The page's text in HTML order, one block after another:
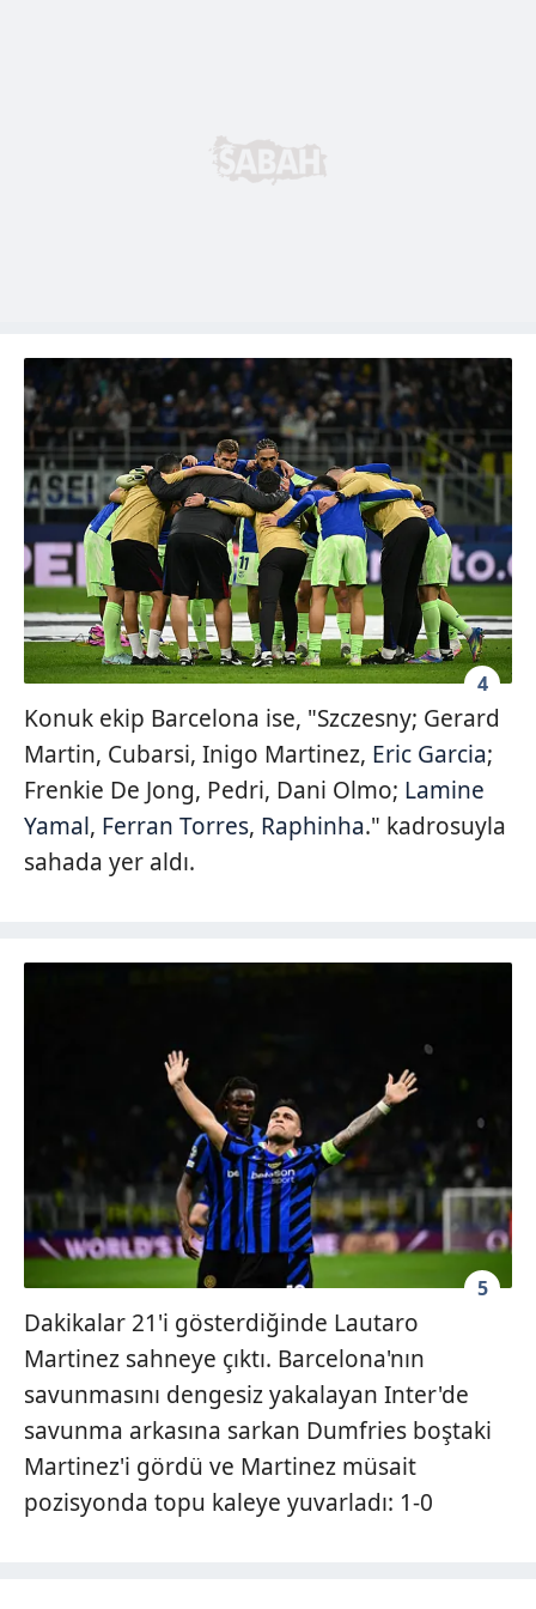
4
Konuk ekip Barcelona ise, "Szczesny; Gerard
Martin, Cubarsi, Inigo Martinez, Eric Garcia;
Frenkie De Jong, Pedri, Dani Olmo; Lamine
Yamal, Ferran Torres, Raphinha." kadrosuyla
sahada yer aldı.
5
Dakikalar 21'i gösterdiğinde Lautaro
Martinez sahneye çıktı. Barcelona'nın
savunmasını dengesiz yakalayan Inter'de
savunma arkasına sarkan Dumfries boştaki
Martinez'i gördü ve Martinez müsait
pozisyonda topu kaleye yuvarladı: 1-0